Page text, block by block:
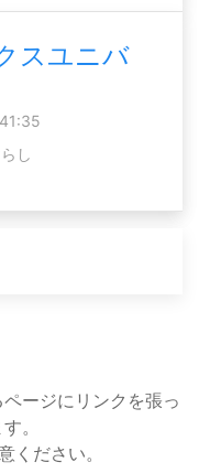
スユニバ
し
ージにリンクを張っ
。
ください。